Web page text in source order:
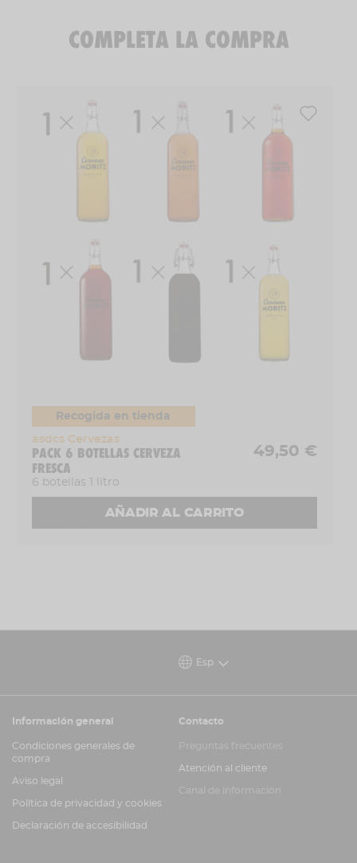
COMPLETA LA COMPRA
Recogida en tienda
asdcs Cervezas
PACK 6 BOTELLAS CERVEZA
FRESCA
6 botellas 1 litro
49,50 €
AÑADIR AL CARRITO
Esp
Información general
Condiciones generales de
compra
Aviso legal
Política de privacidad y cookies
Declaración de accesibilidad
Contacto
Atención al cliente